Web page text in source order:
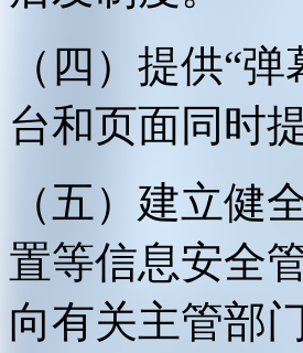
（四）提供“
台和页面同时
（五）建立健
置等信息安全
向有关主管部